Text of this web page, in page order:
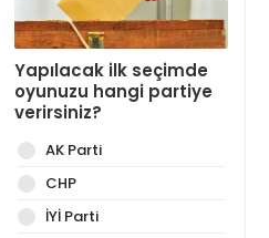
Yapılacak ilk seçimde
oyunuzu hangi partiye
verirsiniz?
AK Parti
CHP
İYİ Parti